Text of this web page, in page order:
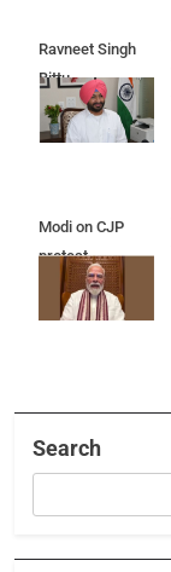
Ravneet Singh
Bittu
Modi on CJP
protest
Search